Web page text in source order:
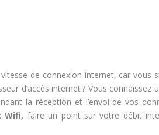
de connexion internet, car vous
d’accès internet ? Vous connaissez
la réception et l’envoi de vos
Wifi, faire un point sur votre débit